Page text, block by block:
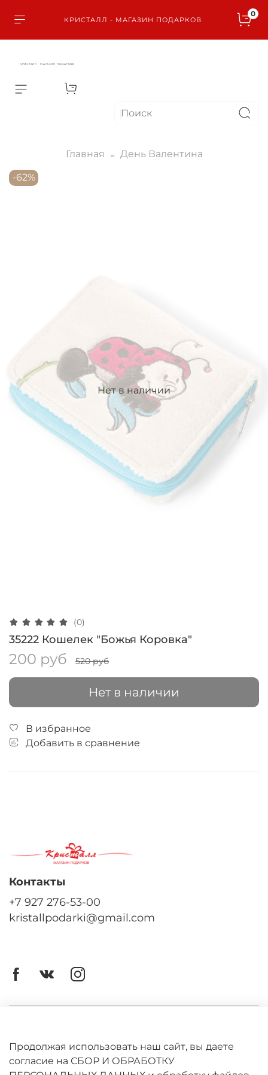
КРИСТАЛЛ - МАГАЗИН ПОДАРКОВ
0
КРИСТАЛЛ - МАГАЗИН ПОДАРКОВ
Главная День Валентина
Нет в наличии
-62%
(0)
35222 Кошелек "Божья Коровка"
200 руб 520 руб
Нет в наличии
В избранное
Добавить в сравнение
Оферта
Политика конфиденциальности
Контакты
+7 927 276-53-00
kristallpodarki@gmail.com
Продолжая использовать наш сайт, вы даете
согласие на СБОР И ОБРАБОТКУ